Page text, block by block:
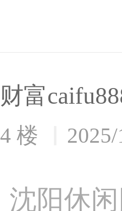
财富
4 楼
沈阳休